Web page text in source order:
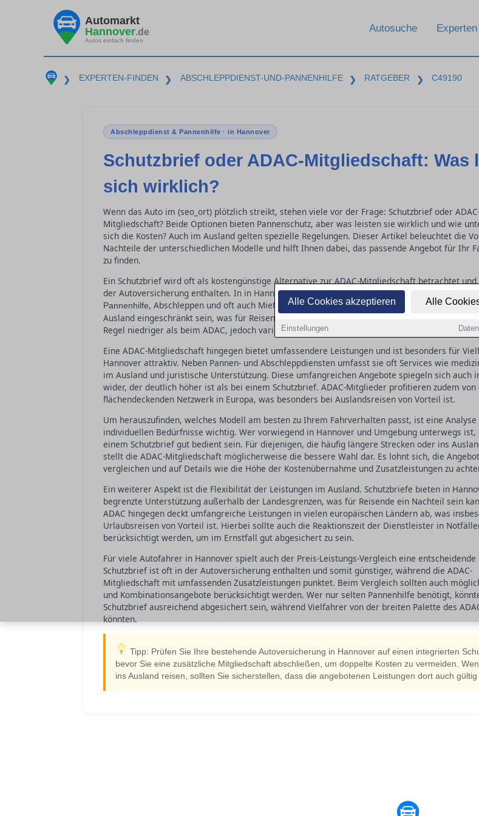
Alle Cookies akzeptieren Alle
Einstellungen
Automarkt
Hannover.de
Autos einfach finden
Autosuche
❯ EXPERTEN-FINDEN ❯ ABSCHLEPPDIENST-UND-PANNENHILFE ❯ RATGEBER ❯ C49190
Abschleppdienst & Pannenhilfe · in Hannover
Schutzbrief oder ADAC-Mitgliedschaft: Was
sich wirklich?
Wenn das Auto im (seo_ort) plötzlich streikt, stehen viele vor der Frage: Schutzbrief oder
Mitgliedschaft? Beide Optionen bieten Pannenschutz, aber was leisten sie wirklich und wie
sich die Kosten? Auch im Ausland gelten spezielle Regelungen. Dieser Artikel beleuchtet die
Nachteile der unterschiedlichen Modelle und hilft Ihnen dabei, das passende Angebot für Ihr
zu finden.
Ein Schutzbrief wird oft als kostengünstige Alternative zur ADAC-Mitgliedschaft betrachtet
der Autoversicherung enthalten. In in Hannover bieten viele Versicherer diesen Service an, der
Pannenhilfe, Abschleppen und oft auch Mietwagenkosten deckt. Allerdings können die
Ausland eingeschränkt sein, was für Reisende eine wichtige Überlegung darstellt. Die Kosten
Regel niedriger als beim ADAC, jedoch variieren die genauen Leistungen stark zwischen den
Eine ADAC-Mitgliedschaft hingegen bietet umfassendere Leistungen und ist besonders für
Hannover attraktiv. Neben Pannen- und Abschleppdiensten umfasst sie oft Services wie
im Ausland und juristische Unterstützung. Diese umfangreichen Angebote spiegeln sich auch
wider, der deutlich höher ist als bei einem Schutzbrief. ADAC-Mitglieder profitieren zudem von
flächendeckenden Netzwerk in Europa, was besonders bei Auslandsreisen von Vorteil ist.
Um herauszufinden, welches Modell am besten zu Ihrem Fahrverhalten passt, ist eine
individuellen Bedürfnisse wichtig. Wer vorwiegend in Hannover und Umgebung unterwegs
einem Schutzbrief gut bedient sein. Für diejenigen, die häufig längere Strecken oder ins
stellt die ADAC-Mitgliedschaft möglicherweise die bessere Wahl dar. Es lohnt sich, die
vergleichen und auf Details wie die Höhe der Kostenübernahme und Zusatzleistungen zu
Ein weiterer Aspekt ist die Flexibilität der Leistungen im Ausland. Schutzbriefe bieten in
begrenzte Unterstützung außerhalb der Landesgrenzen, was für Reisende ein Nachteil sein
ADAC hingegen deckt umfangreiche Leistungen in vielen europäischen Ländern ab, was
Urlaubsreisen von Vorteil ist. Hierbei sollte auch die Reaktionszeit der Dienstleister in
berücksichtigt werden, um im Ernstfall gut abgesichert zu sein.
Für viele Autofahrer in Hannover spielt auch der Preis-Leistungs-Vergleich eine entscheidende
Schutzbrief ist oft in der Autoversicherung enthalten und somit günstiger, während die ADAC-
Mitgliedschaft mit umfassenden Zusatzleistungen punktet. Beim Vergleich sollten auch
und Kombinationsangebote berücksichtigt werden. Wer nur selten Pannenhilfe benötigt,
Schutzbrief ausreichend abgesichert sein, während Vielfahrer von der breiten Palette des
könnten.
Tipp: Prüfen Sie Ihre bestehende Autoversicherung in Hannover auf einen integrierten
bevor Sie eine zusätzliche Mitgliedschaft abschließen, um doppelte Kosten zu vermeiden.
ins Ausland reisen, sollten Sie sicherstellen, dass die angebotenen Leistungen dort auch gültig